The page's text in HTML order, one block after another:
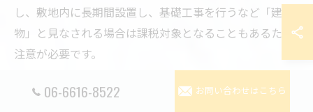
し、敷地内に長期間設置し、基礎工事を行うなど「建
物」と見なされる場合は課税対象となることもあるため
注意が必要です。
な状態を維持し、タイヤが外部から確認できること、電
06-6616-8522 お問い合わせはこちら